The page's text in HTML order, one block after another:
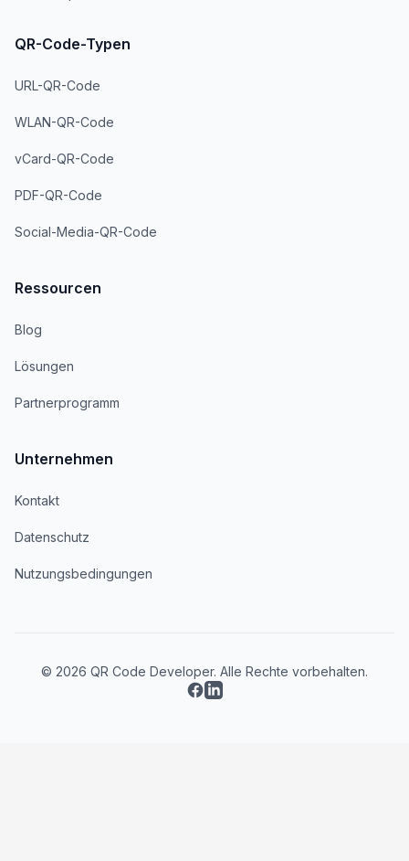
QR-Code-Typen
URL-QR-Code
WLAN-QR-Code
vCard-QR-Code
PDF-QR-Code
Social-Media-QR-Code
Ressourcen
Blog
Lösungen
Partnerprogramm
Unternehmen
Kontakt
Datenschutz
Nutzungsbedingungen
© 2026 QR Code Developer. Alle Rechte vorbehalten.